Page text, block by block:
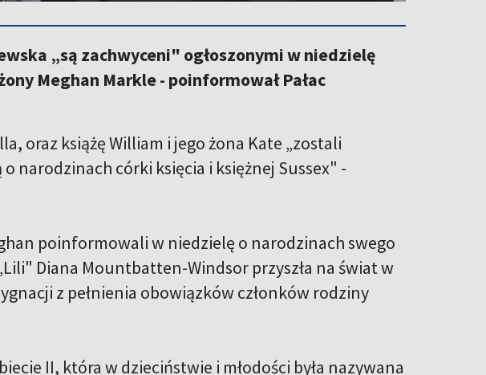
„są zachwyceni" ogłoszonymi w niedzielę
Meghan Markle - poinformował Pałac
oraz książę William i jego żona Kate „zostali
narodzinach córki księcia i księżnej Sussex" -
poinformowali w niedzielę o narodzinach swego
Diana Mountbatten-Windsor przyszła na świat w
z pełnienia obowiązków członków rodziny
II, która w dzieciństwie i młodości była nazywana